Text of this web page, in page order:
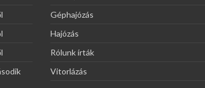
Géphajózás
Hajózás
Rólunk írták
Vitorlázás